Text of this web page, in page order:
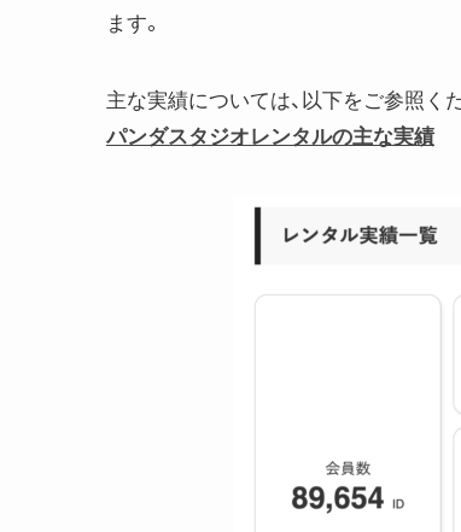
ます。
主な実績については、以下をご参照くだ
パンダスタジオレンタルの主な実績